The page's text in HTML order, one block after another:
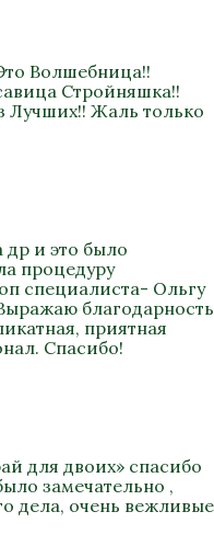
Волшебница!!
Стройняшка!!
Лучших!! Жаль только
др и это было
процедуру
специалиста- Ольгу
благодарность
приятная
Спасибо!
для двоих» спасибо
замечательно ,
дела, очень вежливые